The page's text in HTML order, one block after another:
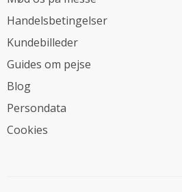
Handelsbetingelser
Kundebilleder
Guides om pejse
Blog
Persondata
Cookies